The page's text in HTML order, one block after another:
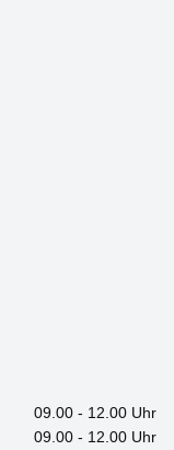
09.00 - 12.00 Uhr
09.00 - 12.00 Uhr